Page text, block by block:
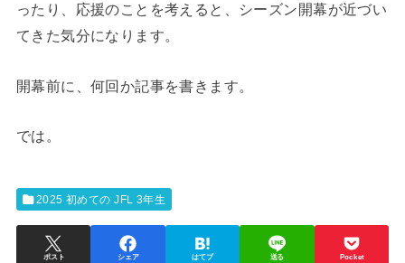
ったり、応援のことを考えると、シーズン開幕が近づい
てきた気分になります。
開幕前に、何回か記事を書きます。
では。
2025 初めての JFL 3年生
ポスト シェア はてブ 送る Pocket